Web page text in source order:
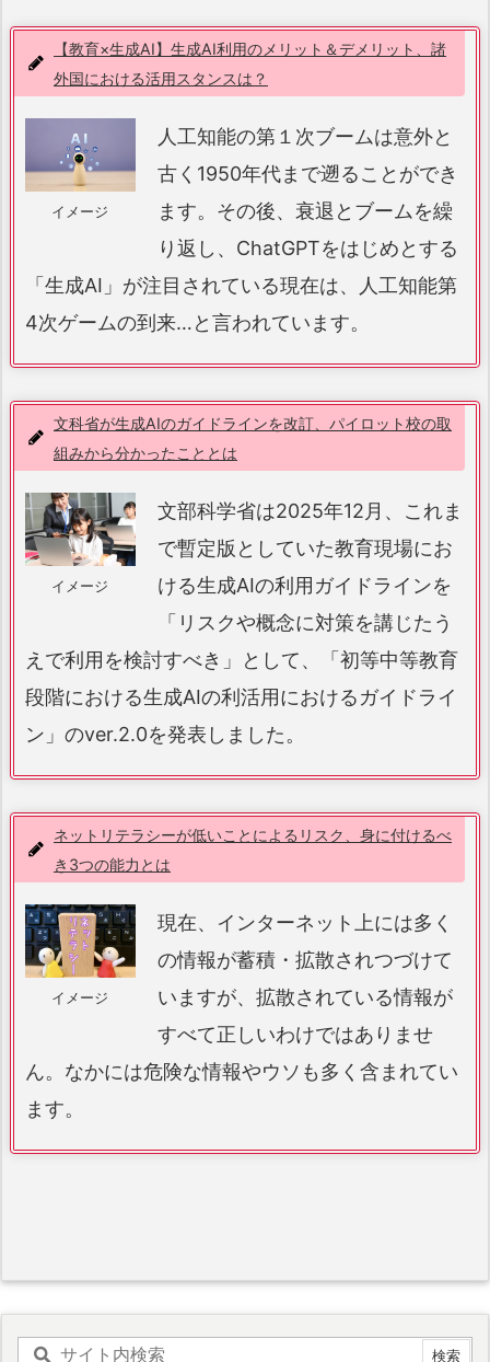
【教育×生成AI】生成AI利用のメリット＆デメリット、諸
外国における活用スタンスは？
イメージ
人工知能の第１次ブームは意外と
古く1950年代まで遡ることができ
ます。その後、衰退とブームを繰
り返し、ChatGPTをはじめとする
「生成AI」が注目されている現在は、人工知能第
4次ゲームの到来…と言われています。
文科省が生成AIのガイドラインを改訂、パイロット校の取
組みから分かったこととは
イメージ
文部科学省は2025年12月、これま
で暫定版としていた教育現場にお
ける生成AIの利用ガイドラインを
「リスクや概念に対策を講じたう
えで利用を検討すべき」として、「初等中等教育
段階における生成AIの利活用におけるガイドライ
ン」のver.2.0を発表しました。
ネットリテラシーが低いことによるリスク、身に付けるべ
き3つの能力とは
イメージ
現在、インターネット上には多く
の情報が蓄積・拡散されつづけて
いますが、拡散されている情報が
すべて正しいわけではありませ
ん。なかには危険な情報やウソも多く含まれてい
ます。